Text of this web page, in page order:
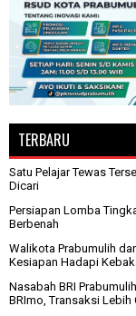
TERBARU
Satu Pelajar Tewas
Dicari
Persiapan Lomba
Berbenah
Walikota Prabumulih
Kesiapan Hadapi
Nasabah BRI
BRImo, Transaksi Lebih